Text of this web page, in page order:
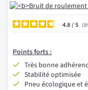
4.8/
Points forts :
Très bonne
Stabilité optimisée
Pneu écologique et